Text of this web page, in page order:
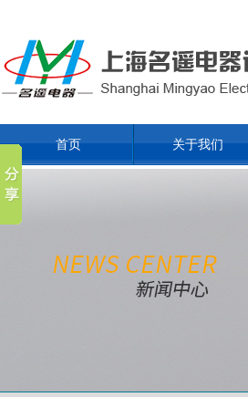
首页 关于我们